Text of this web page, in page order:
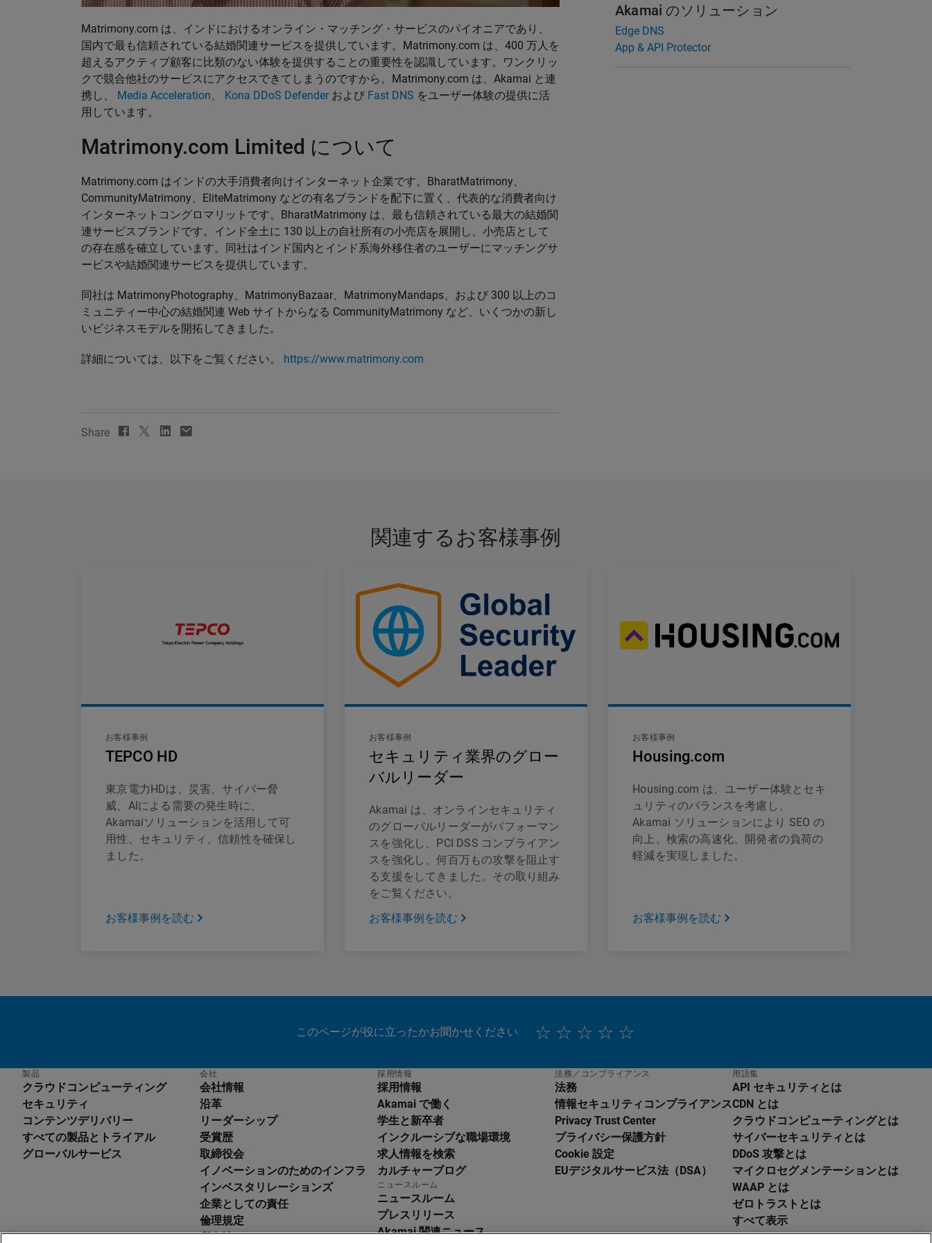
Matrimony.com は、インドにおけるオンライン・マッチング・サービスのパイオニアであり、
国内で最も信頼されている結婚関連サービスを提供しています。Matrimony.com は、400 万人を
超えるアクティブ顧客に比類のない体験を提供することの重要性を認識しています。ワンクリッ
クで競合他社のサービスにアクセスできてしまうのですから。Matrimony.com は、Akamai と連
携し、 Media Acceleration、 Kona DDoS Defender および Fast DNS をユーザー体験の提供に活
用しています。
Matrimony.com Limited について
Matrimony.com はインドの大手消費者向けインターネット企業です。BharatMatrimony、
CommunityMatrimony、EliteMatrimony などの有名ブランドを配下に置く、代表的な消費者向け
インターネットコングロマリットです。BharatMatrimony は、最も信頼されている最大の結婚関
連サービスブランドです。インド全土に 130 以上の自社所有の小売店を展開し、小売店として
の存在感を確立しています。同社はインド国内とインド系海外移住者のユーザーにマッチングサ
ービスや結婚関連サービスを提供しています。
同社は MatrimonyPhotography、MatrimonyBazaar、MatrimonyMandaps、および 300 以上のコ
ミュニティー中心の結婚関連 Web サイトからなる CommunityMatrimony など、いくつかの新し
いビジネスモデルを開拓してきました。
詳細については、以下をご覧ください。 https://www.matrimony.com
Share
Akamai のソリューション
Edge DNS
App & API Protector
関連するお客様事例
お客様事例
TEPCO HD
東京電力HDは、災害、サイバー脅
威、AIによる需要の発生時に、
Akamaiソリューションを活用して可
用性、セキュリティ、信頼性を確保し
ました。
お客様事例を読む
お客様事例
セキュリティ業界のグロー
バルリーダー
Akamai は、オンラインセキュリティ
のグローバルリーダーがパフォーマン
スを強化し、PCI DSS コンプライアン
スを強化し、何百万もの攻撃を阻止す
る支援をしてきました。その取り組み
をご覧ください。
お客様事例を読む
お客様事例
Housing.com
Housing.com は、ユーザー体験とセキ
ュリティのバランスを考慮し、
Akamai ソリューションにより SEO の
向上、検索の高速化、開発者の負荷の
軽減を実現しました。
お客様事例を読む
このページが役に立ったかお聞かせください
製品
クラウドコンピューティング
セキュリティ
コンテンツデリバリー
すべての製品とトライアル
グローバルサービス
会社
会社情報
沿革
リーダーシップ
受賞歴
取締役会
イノベーションのためのインフラ
インベスタリレーションズ
企業としての責任
倫理規定
所在地
採用情報
採用情報
Akamai で働く
学生と新卒者
インクルーシブな職場環境
求人情報を検索
カルチャーブログ
ニュースルーム
ニュースルーム
プレスリリース
Akamai 関連ニュース
法務／コンプライアンス
法務
情報セキュリティコンプライアンス
Privacy Trust Center
プライバシー保護方針
Cookie 設定
EUデジタルサービス法（DSA）
用語集
API セキュリティとは
CDN とは
クラウドコンピューティングとは
サイバーセキュリティとは
DDoS 攻撃とは
マイクロセグメンテーションとは
WAAP とは
ゼロトラストとは
すべて表示
English
Deutsch